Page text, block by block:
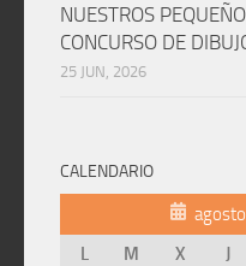
NUESTROS
CONCURSO DE
25 JUN, 2026
CALENDARIO
L
M X J